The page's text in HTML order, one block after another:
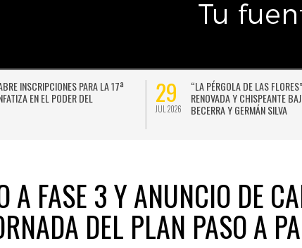
INSCRIPCIONES PARA LA 17ª
EN EL PODER DEL
29
JUL 2026
“LA PÉRGOLA DE LAS
RENOVADA Y CHISPEANTE
BECERRA Y GERMÁN SILVA
A FASE 3 Y ANUNCIO DE
DEL PLAN PASO A